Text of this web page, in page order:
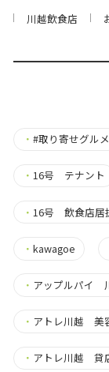
川越飲食店
・ #取り寄せグルメ
・ 16号 テナント
・ 16号 飲食店居
・ kawagoe
・ アップルパイ
・ アトレ川越 美
・ アトレ川越 貸